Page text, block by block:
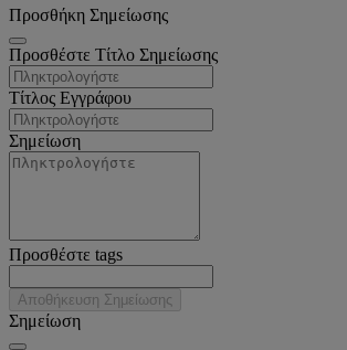
Προσθήκη Σημείωσης
Προσθέστε Τίτλο Σημείωσης
Τίτλος Εγγράφου
Σημείωση
Προσθέστε tags
Αποθήκευση Σημείωσης
Σημείωση